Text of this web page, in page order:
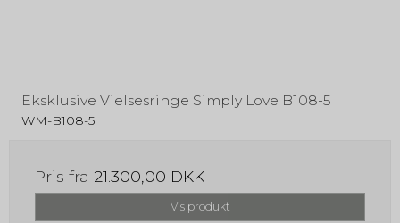
Eksklusive Vielsesringe Simply Love B108-5
WM-B108-5
Pris fra 21.300,00 DKK
Vis produkt